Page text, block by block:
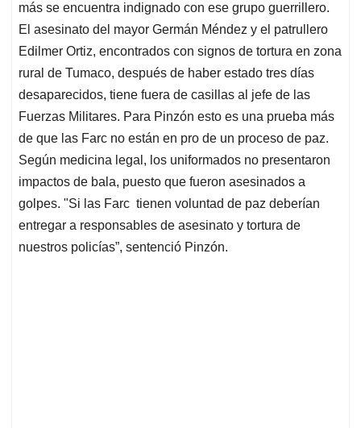
A
p
p
o
o
k
d
I
n
d
s
más se encuentra indignado con ese grupo guerrillero.
El asesinato del mayor Germán Méndez y el patrullero
Edilmer Ortiz, encontrados con signos de tortura en zona
rural de Tumaco, después de haber estado tres días
desaparecidos, tiene fuera de casillas al jefe de las
Fuerzas Militares. Para Pinzón esto es una prueba más
de que las Farc no están en pro de un proceso de paz.
Según medicina legal, los uniformados no presentaron
impactos de bala, puesto que fueron asesinados a
golpes. "Si las Farc tienen voluntad de paz deberían
entregar a responsables de asesinato y tortura de
nuestros policías”, sentenció Pinzón.